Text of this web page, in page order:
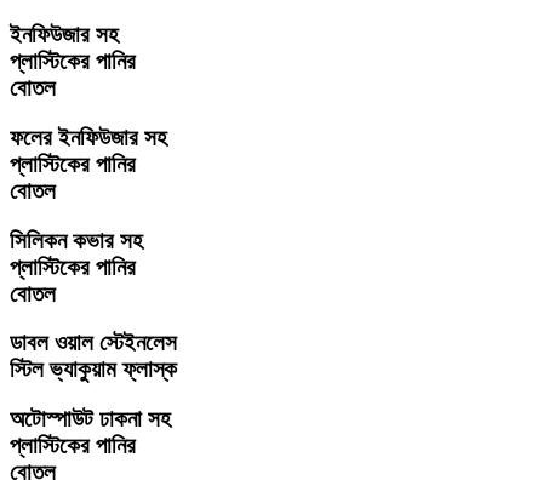
ইনফিউজার সহ
প্লাস্টিকের পানির
বোতল
ফলের ইনফিউজার সহ
প্লাস্টিকের পানির
বোতল
সিলিকন কভার সহ
প্লাস্টিকের পানির
বোতল
ডাবল ওয়াল স্টেইনলেস
স্টিল ভ্যাকুয়াম ফ্লাস্ক
অটোস্পাউট ঢাকনা সহ
প্লাস্টিকের পানির
বোতল